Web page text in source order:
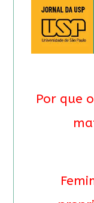
Por que